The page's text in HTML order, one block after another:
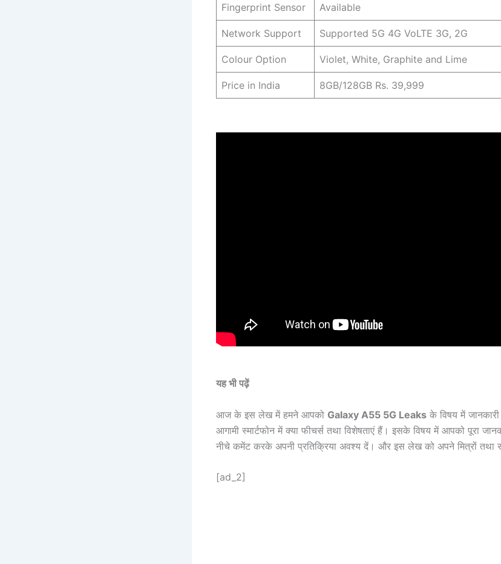
Fingerprint Sensor Available
Network Support Supported 5G 4G VoLTE 3G, 2G
Colour Option Violet, White, Graphite and Lime
Price in India 8GB/128GB Rs. 39,999
यह भी पढ़ें
आज के इस लेख में हमने आपको Galaxy A55 5G Leaks के विषय में
आगामी स्मार्टफोन में क्या फीचर्स तथा विशेषताएं हैं। इसके विषय में आपको पूरा
नीचे कमेंट करके अपनी प्रतिक्रिया अवश्य दें। और इस लेख को अपने मित्रों तथा
[ad_2]